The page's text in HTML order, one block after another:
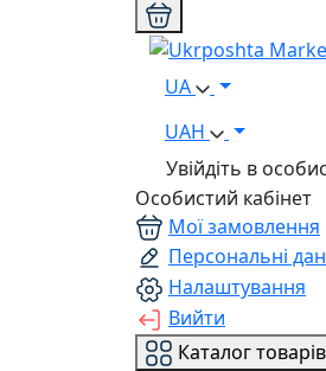
UA
UAH
Увійдіть в
Особистий кабінет
Мої замовлення
Персональні
Налаштування
Вийти
Каталог товарів